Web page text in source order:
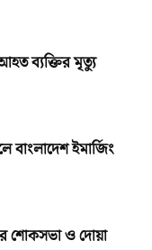
ব্যক্তির মৃত্যু
বাংলাদেশ ইমার্জিং
শোকসভা ও দোয়া